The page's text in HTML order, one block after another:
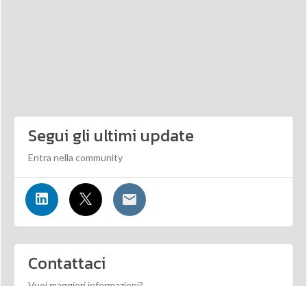
Segui gli ultimi update
Entra nella community
Contattaci